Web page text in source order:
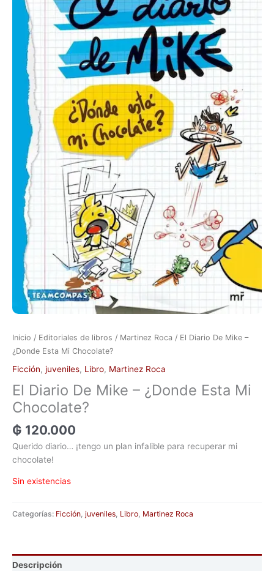
Inicio / Editoriales de libros / Martinez Roca / El Diario De Mike –
¿Donde Esta Mi Chocolate?
Ficción, juveniles, Libro, Martinez Roca
El Diario De Mike – ¿Donde Esta Mi
Chocolate?
₲ 120.000
Querido diario… ¡tengo un plan infalible para recuperar mi
chocolate!
Sin existencias
Categorías: Ficción juveniles Libro Martinez Roca
Descripción